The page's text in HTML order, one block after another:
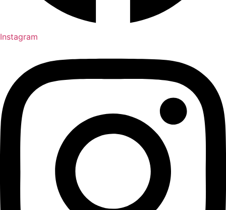
Instagram